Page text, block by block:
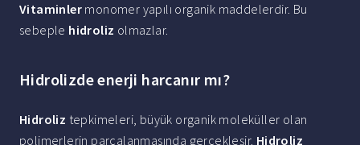
Vitaminler monomer yapılı organik maddelerdir. Bu
sebeple hidroliz olmazlar.
Hidrolizde enerji harcanır mı?
Hidroliz tepkimeleri, büyük organik moleküller olan
polimerlerin parçalanmasında gerçekleşir. Hidroliz